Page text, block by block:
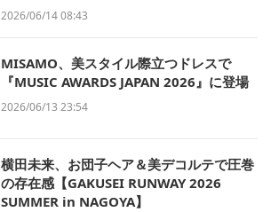
2026/06/14 08:43
MISAMO、美スタイル際立つドレスで
『MUSIC AWARDS JAPAN 2026』に登場
2026/06/13 23:54
横田未来、お団子ヘア＆美デコルテで圧巻
の存在感【GAKUSEI RUNWAY 2026
SUMMER in NAGOYA】